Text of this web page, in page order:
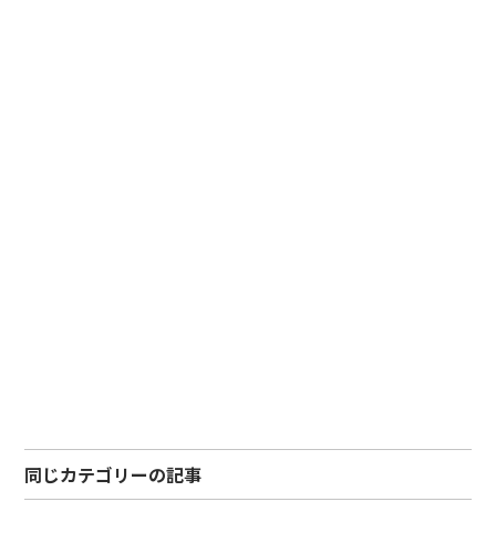
同じカテゴリーの記事